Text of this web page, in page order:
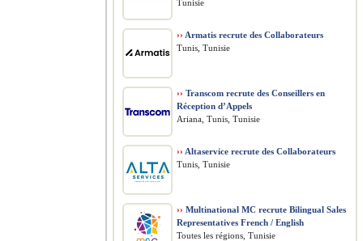
Tunisie
›› Armatis recrute des Collaborateurs
Tunis, Tunisie
›› Transcom recrute des Conseillers en
Réception d’Appels
Ariana, Tunis, Tunisie
›› Altaservice recrute des Collaborateurs
Tunis, Tunisie
›› Multinational MC recrute Bilingual Sales
Representatives French / English
Toutes les régions, Tunisie